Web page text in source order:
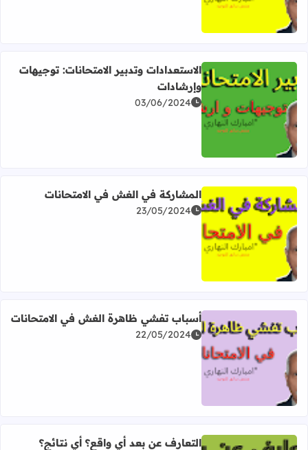
اقرأ المزيد عن الاستعدادات وتدبير الامتحانات: توجيهات
الاستعدادات وتدبير الامتحانات: توجيهات
وإرشادات
03/06/2024
اقرأ المزيد عن المشاركة في الغش في الامتحانات
المشاركة في الغش في الامتحانات
23/05/2024
اقرأ المزيد عن أسباب تفشي ظاهرة الغش في الامتحانات
أسباب تفشي ظاهرة الغش في الامتحانات
22/05/2024
التعارف عن بعد أي واقع؟ أي نتائج؟